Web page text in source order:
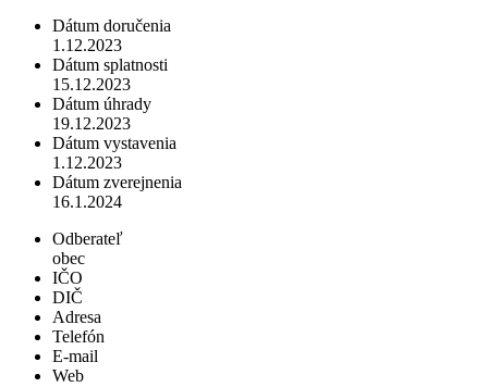
Dátum doručenia
1.12.2023
Dátum splatnosti
15.12.2023
Dátum úhrady
19.12.2023
Dátum vystavenia
1.12.2023
Dátum zverejnenia
16.1.2024
Odberateľ
obec
IČO
DIČ
Adresa
Telefón
E-mail
Web